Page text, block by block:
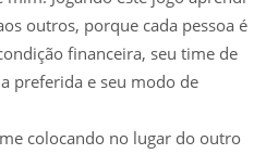
outros, porque cada pessoa é
financeira, seu time de
preferida e seu modo de
colocando no lugar do outro